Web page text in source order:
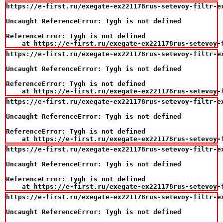
https://e-first.ru/exegate-ex221178rus-setevoy-filtr-
Uncaught ReferenceError: Tygh is not defined
ReferenceError: Tygh is not defined
at https://e-first.ru/exegate-ex221178rus-
https://e-first.ru/exegate-ex221178rus-setevoy-filtr-
Uncaught ReferenceError: Tygh is not defined
ReferenceError: Tygh is not defined
at https://e-first.ru/exegate-ex221178rus-
https://e-first.ru/exegate-ex221178rus-setevoy-filtr-
Uncaught ReferenceError: Tygh is not defined
ReferenceError: Tygh is not defined
at https://e-first.ru/exegate-ex221178rus-
https://e-first.ru/exegate-ex221178rus-setevoy-filtr-
Uncaught ReferenceError: Tygh is not defined
ReferenceError: Tygh is not defined
at https://e-first.ru/exegate-ex221178rus-
https://e-first.ru/exegate-ex221178rus-setevoy-filtr-
Uncaught ReferenceError: Tygh is not defined